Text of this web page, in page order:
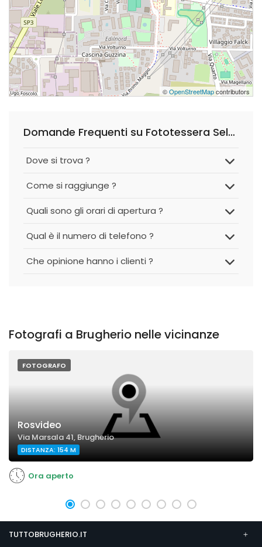
©OpenStreetMapcontributors
Domande Frequenti su Fototessera Self Brugherio
Dove si trova ?
Come si raggiunge ?
Quali sono gli orari di apertura ?
Qual è il numero di telefono ?
Che opinione hanno i clienti ?
Fotografi a Brugherio nelle vicinanze
FOTOGRAFO
Rosvideo
Via Marsala 41, Brugherio
DISTANZA: 154 M
Ora aperto
TUTTOBRUGHERIO.IT